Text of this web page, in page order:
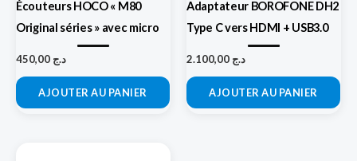
Écouteurs HOCO « M80
Original séries » avec micro
د.ج
AJOUTER AU PANIER
Adaptateur BOROFONE DH2
Type C vers HDMI + USB3.0
د.ج
AJOUTER AU PANIER